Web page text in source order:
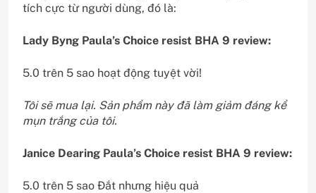
tích cực từ người dùng, đó là:
Lady Byng Paula’s Choice resist BHA 9 review:
5.0 trên 5 sao hoạt động tuyệt vời!
Tôi sẽ mua lại. Sản phẩm này đã làm giảm đáng kể
mụn trắng của tôi.
Janice Dearing Paula’s Choice resist BHA 9 review:
5.0 trên 5 sao Đắt nhưng hiệu quả